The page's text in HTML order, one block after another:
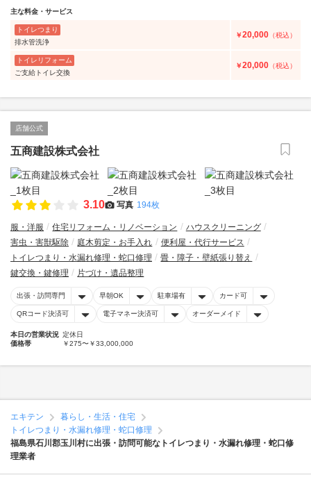
主な料金・サービス
トイレつまり
排水管洗浄
￥20,000 （税込）
トイレリフォーム
ご支給トイレ交換
￥20,000 （税込）
店舗公式
五商建設株式会社
3.10 写真 194枚
服・洋服 住宅リフォーム・リノベーション
ハウスクリーニング
害虫・害獣駆除
庭木剪定・お手入れ
便利屋・代行サービス
トイレつまり・水漏れ修理・蛇口修理
畳・障子・壁紙張り替え
鍵交換・鍵修理
片づけ・遺品整理
出張・訪問専門 早朝OK 駐車場有 カード可
QRコード決済可 電子マネー決済可 オーダーメイド
本日の営業状況 定休日
価格帯
￥275〜￥33,000,000
エキテン
暮らし・生活・住宅
トイレつまり・水漏れ修理・蛇口修理
福島県石川郡玉川村に出張・訪問可能なトイレつまり・水漏れ修理・蛇口修
理業者